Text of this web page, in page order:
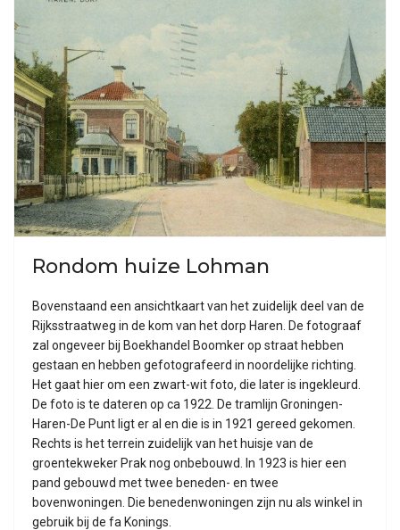
Rondom huize Lohman
Bovenstaand een ansichtkaart van het zuidelijk deel van de
Rijksstraatweg in de kom van het dorp Haren. De fotograaf
zal ongeveer bij Boekhandel Boomker op straat hebben
gestaan en hebben gefotografeerd in noordelijke richting.
Het gaat hier om een zwart-wit foto, die later is ingekleurd.
De foto is te dateren op ca 1922. De tramlijn Groningen-
Haren-De Punt ligt er al en die is in 1921 gereed gekomen.
Rechts is het terrein zuidelijk van het huisje van de
groentekweker Prak nog onbebouwd. In 1923 is hier een
pand gebouwd met twee beneden- en twee
bovenwoningen. Die benedenwoningen zijn nu als winkel in
gebruik bij de fa Konings.